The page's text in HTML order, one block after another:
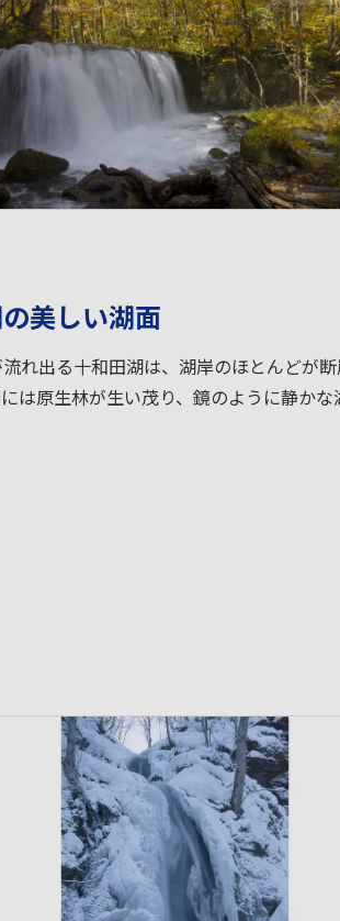
美しい湖面
れ出る十和田湖は、湖岸のほとんどが
は原生林が生い茂り、鏡のように静か